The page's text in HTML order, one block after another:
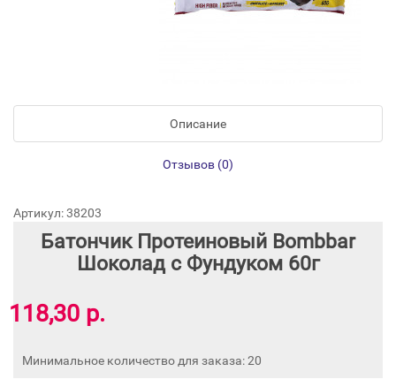
Описание
Отзывов (0)
Артикул: 38203
Батончик Протеиновый Bombbar
Шоколад с Фундуком 60г
118,30 р.
Минимальное количество для заказа: 20